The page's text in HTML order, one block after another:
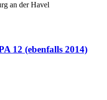
an der Havel
12 (ebenfalls 2014)